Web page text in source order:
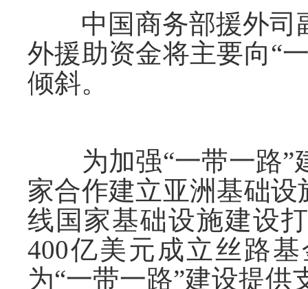
中国商务部援外司
外援助资金将主要向“
倾斜。
为加强“一带一路”
家合作建立亚洲基础设
线国家基础设施建设
400亿美元成立丝路
为“一带一路”建设提供